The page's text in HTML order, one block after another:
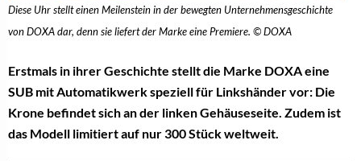
Diese Uhr stellt einen Meilenstein in der bewegten Unternehmensgeschichte
von DOXA dar, denn sie liefert der Marke eine Premiere. © DOXA
Erstmals in ihrer Geschichte stellt die Marke DOXA eine
SUB mit Automatikwerk speziell für Linkshänder vor: Die
Krone befindet sich an der linken Gehäuseseite. Zudem ist
das Modell limitiert auf nur 300 Stück weltweit.